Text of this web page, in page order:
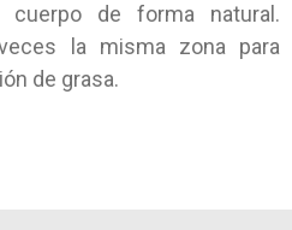
cuerpo de forma natural.
la misma zona para
de grasa.